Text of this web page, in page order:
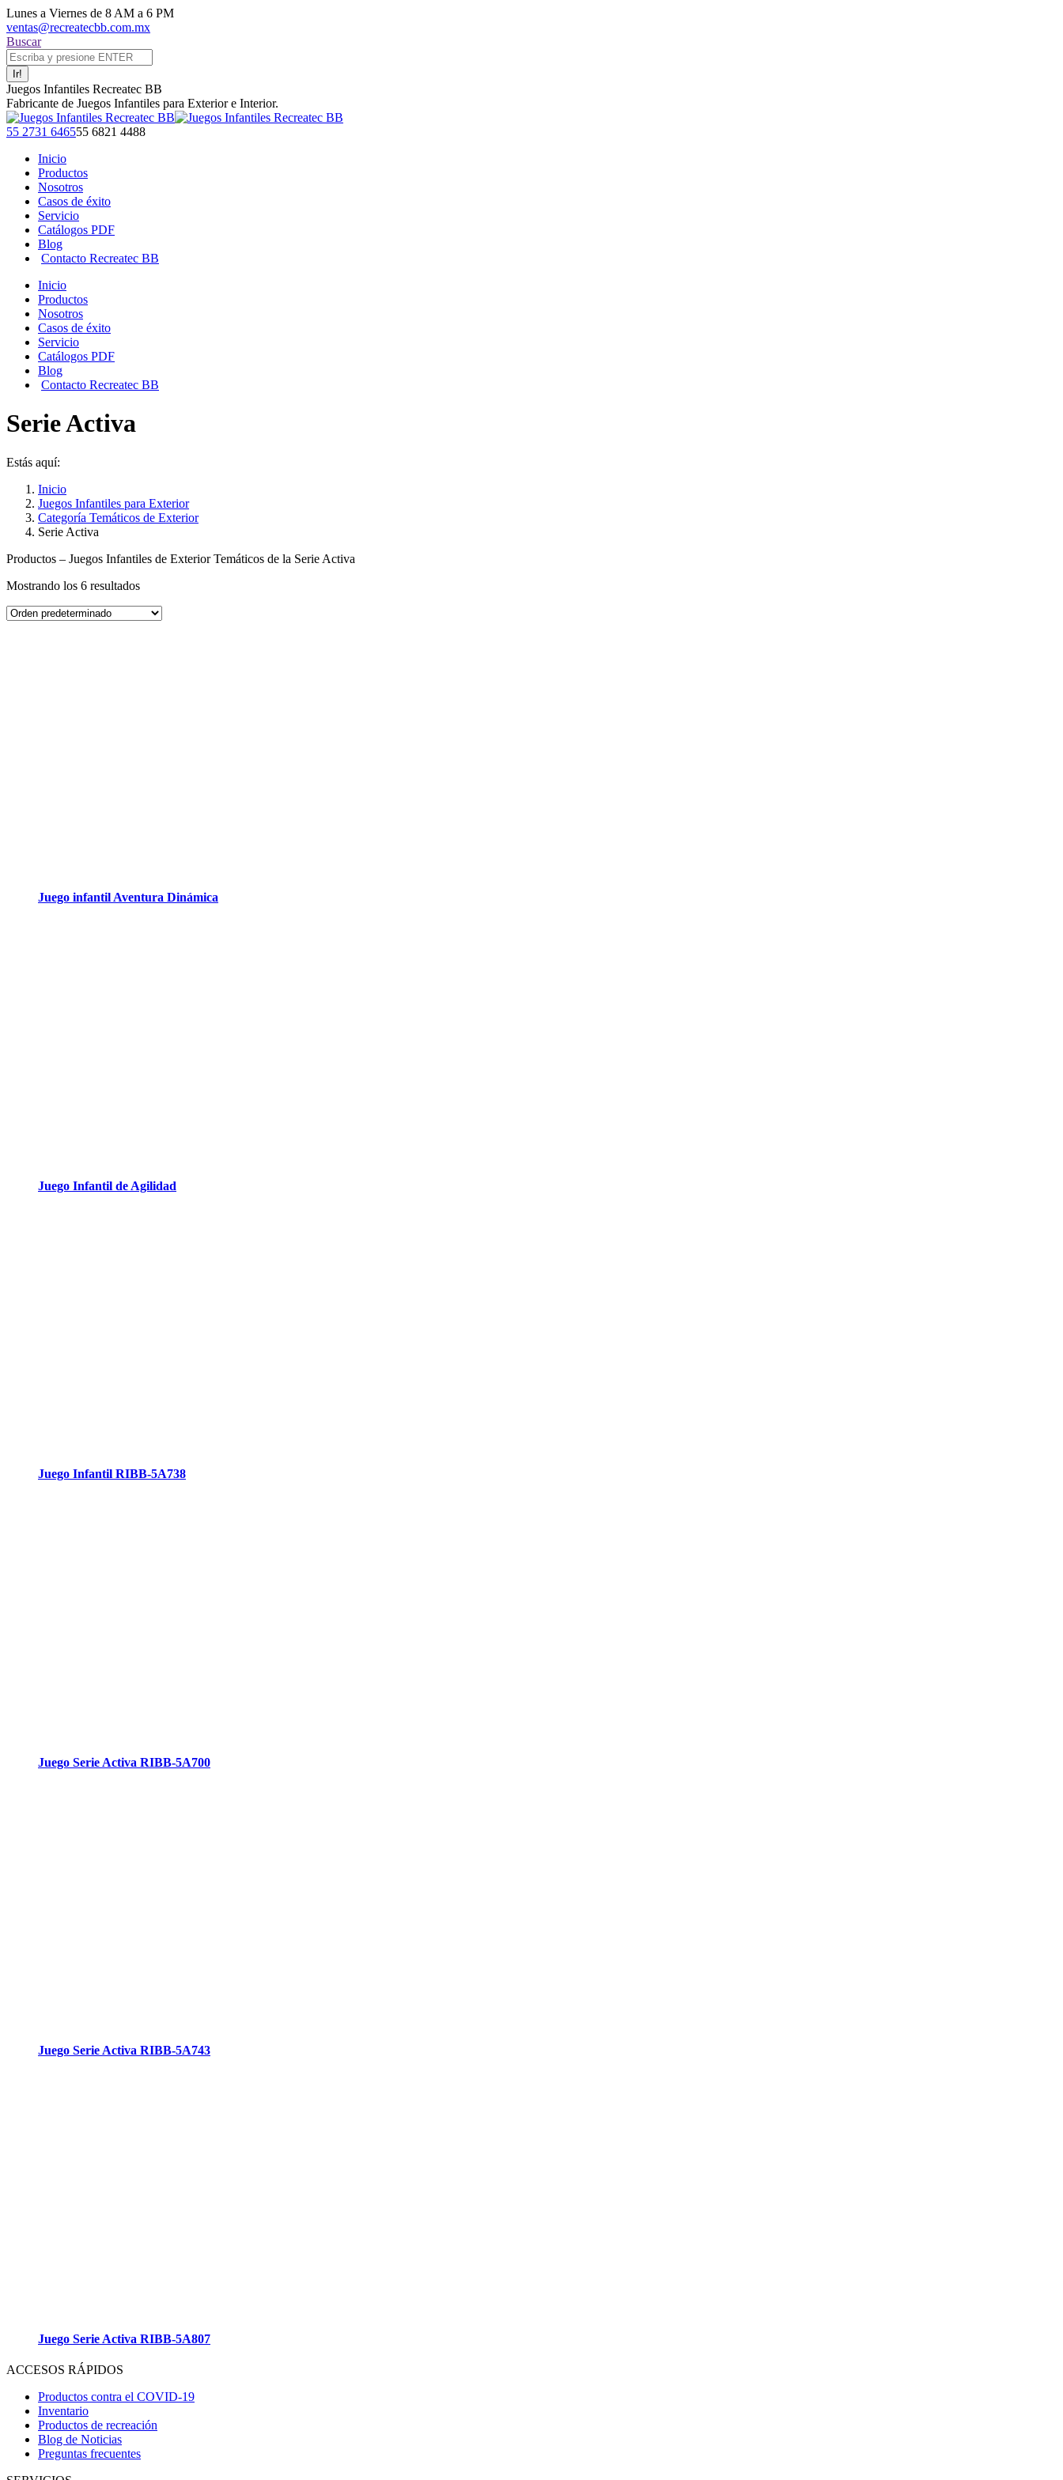
Saltar
al
contenido
Lunes a Viernes de 8 AM a 6 PM
ventas@recreatecbb.com.mx
Buscar:
Buscar
Juegos Infantiles Recreatec BB
Fabricante de Juegos Infantiles para Exterior e Interior.
Facebook
opens
new
window
X
opens
new
window
Instagram
opens
new
window
YouTube
opens
new
window
55 2731 646555 6821 4488
Inicio
Productos
Nosotros
Casos de éxito
Servicio
Catálogos PDF
Blog
Contacto Recreatec BB
Inicio
Productos
Nosotros
Casos de éxito
Servicio
Catálogos PDF
Blog
Contacto Recreatec BB
Serie Activa
Estás aquí:
Inicio
Juegos Infantiles para Exterior
Categoría Temáticos de Exterior
Serie Activa
Productos – Juegos Infantiles de Exterior Temáticos de la Serie Activa
Mostrando los 6 resultados
Juego infantil Aventura Dinámica
Juego Infantil de Agilidad
Juego Infantil RIBB-5A738
Juego Serie Activa RIBB-5A700
Juego Serie Activa RIBB-5A743
Juego Serie Activa RIBB-5A807
ACCESOS RÁPIDOS
Productos contra el COVID-19
Inventario
Productos de recreación
Blog de Noticias
Preguntas frecuentes